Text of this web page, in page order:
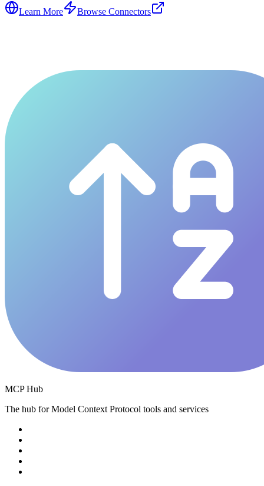
Learn More Browse Connectors
MCP Hub
The hub for Model Context Protocol tools and services